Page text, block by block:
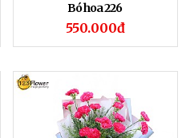
Bó hoa 226
550.000đ